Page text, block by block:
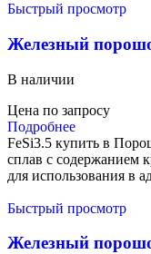
Быстрый просмотр
Железный
В наличии
Цена по запросу
Подробнее
FeSi3.5 купить в
сплав с содержанием
для использования в
Быстрый просмотр
Железный